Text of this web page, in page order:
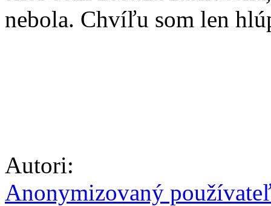
nebola. Chvíľu som len
Autori:
Anonymizovaný